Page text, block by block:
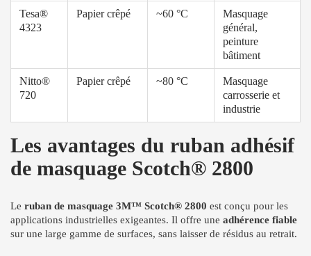
Tesa®
4323
Papier crêpé ~60 °C
Masquage
général,
peinture
bâtiment
Nitto®
720
Papier crêpé ~80 °C
Masquage
carrosserie et
industrie
Les avantages du ruban adhésif
de masquage Scotch® 2800
Le ruban de masquage 3M™ Scotch® 2800 est conçu pour les
applications industrielles exigeantes. Il offre une adhérence fiable
sur une large gamme de surfaces, sans laisser de résidus au retrait.